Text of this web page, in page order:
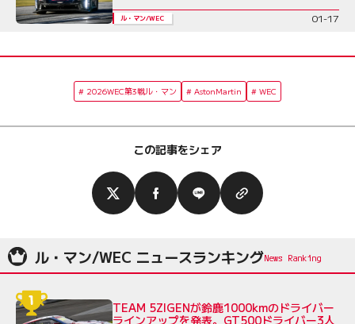
ル・マン/WEC 01-17
2026WEC第3戦ル・マン AstonMartin WEC
この記事をシェア
ル・マン/WEC ニュースランキング
TEAM 5ZIGENが鈴鹿1000kmのドライバー
ラインアップを発表。GT500ドライバー3人